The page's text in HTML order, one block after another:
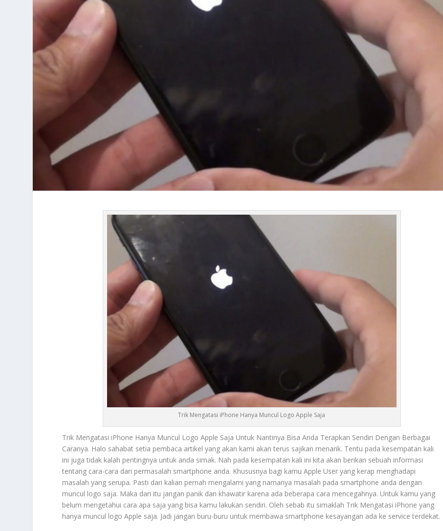
Trik Mengatasi iPhone Hanya Muncul Logo Apple Saja
Trik Mengatasi iPhone Hanya Muncul Logo Apple Saja Untuk Nantinya Bisa Anda Terapkan Sendiri Dengan Berbagai
Caranya. Halo sahabat setia pembaca artikel yang akan kami akan terus sajikan menarik. Tentu pada kesempatan kali
ini juga tidak kalah pentingnya untuk anda simak. Nah pada kesempatan kali ini kita akan berikan sebuah informasi
tentang cara-cara dari permasalah smartphone anda. Khususnya bagi kamu Apple User yang kerap menghadapi
masalah yang serupa. Pasti dari kalian pernah mengalami yang namanya masalah pada smartphone anda dengan
muncul logo saja. Maka dari itu jangan panik dan khawatir karena ada beberapa cara mencegahnya. Untuk kamu yang
belum mengetahui cara apa saja yang bisa kamu lakukan sendiri. Oleh sebab itu simaklah Trik Mengatasi iPhone yang
hanya muncul logo Apple saja. Jadi jangan buru-buru untuk membawa smartphone kesayangan ada ke service terdekat.